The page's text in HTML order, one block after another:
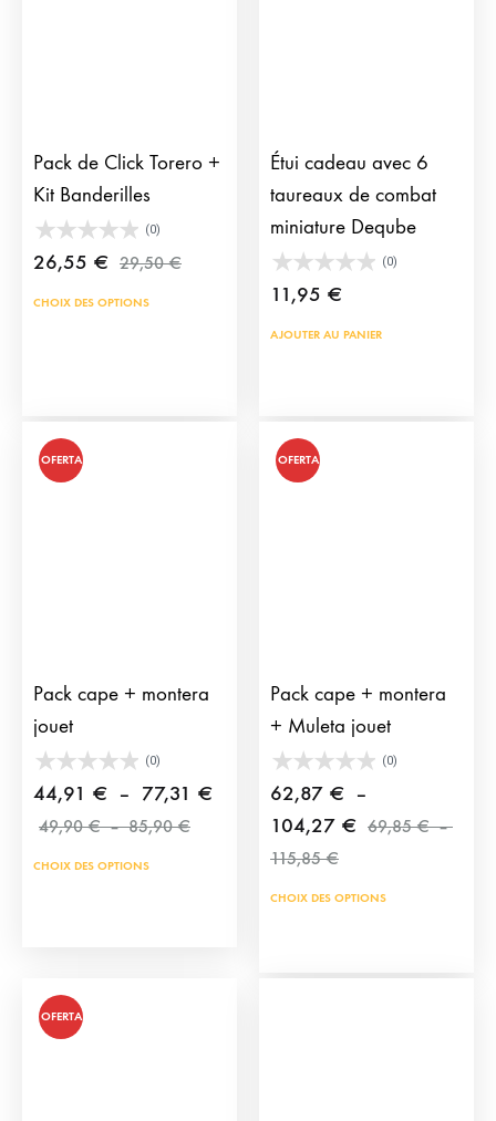
Pack de Click Torero +
Kit Banderilles
(0)
26,55 € 29,50€
CHOIX DES OPTIONS
Étui cadeau avec 6
taureaux de combat
miniature Deqube
(0)
11,95 €
AJOUTER AU PANIER
OFERTA
Pack cape + montera
jouet
(0)
44,91 € – 77,31 €Plage
44,91 €
49,90€ – 85,90€Plage
CHOIX DES OPTIONS
OFERTA
Pack cape + montera
+ Muleta jouet
(0)
62,87 € –
104,27 €Plage
prix :
69,85€ –
115,85€Plage
CHOIX DES OPTIONS
OFERTA